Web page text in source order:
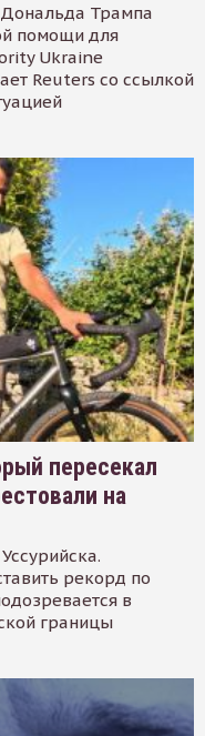
Трампа
помощи для
Ukraine
Reuters со ссылкой
пересекал
на
рекорд по
в
границы